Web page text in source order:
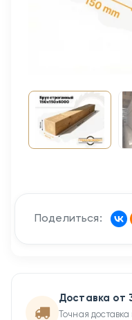
Поделиться:
Доставка от
Точная